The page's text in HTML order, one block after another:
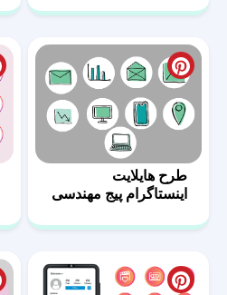
طرح هایلایت
اینستاگرام پیج مهندسی